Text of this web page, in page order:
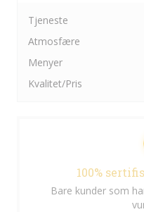
Tjeneste
Atmosfære
Menyer
Kvalitet/Pris
100%
Bare kunder som